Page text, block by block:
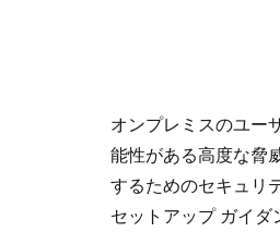
オンプレミスのユー
能性がある高度な脅
するためのセキュリ
セットアップ ガイダ